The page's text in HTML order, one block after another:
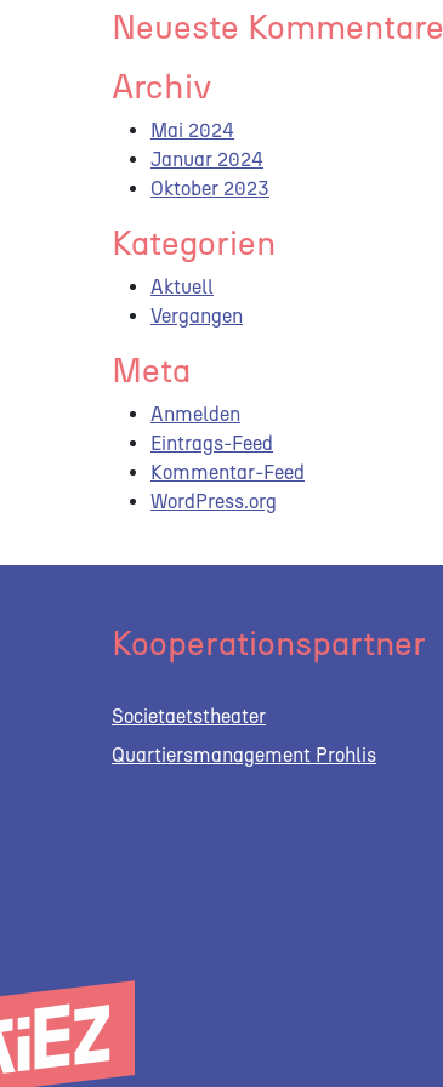
Neueste Kommentare
Archiv
Mai 2024
Januar 2024
Oktober 2023
Kategorien
Aktuell
Vergangen
Meta
Anmelden
Eintrags-Feed
Kommentar-Feed
WordPress.org
Kooperationspartner
Societaetstheater
Quartiersmanagement Prohlis